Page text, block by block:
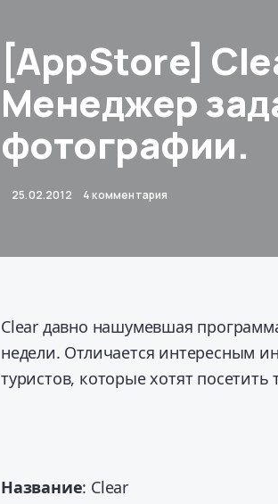
[AppStore]
Менеджер
фотографии.
25.02.2012 4 комментария
Clear давно нашумевшая
недели. Отличается интересным
туристов, которые хотят
Название: Clear